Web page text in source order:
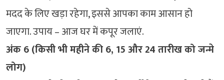
मदद के लिए खड़ा रहेगा, इससे आपका काम आसान हो
जाएगा. उपाय – आज घर में कपूर जलाएं.
अंक 6 (किसी भी महीने की 6, 15 और 24 तारीख को जन्मे
लोग)